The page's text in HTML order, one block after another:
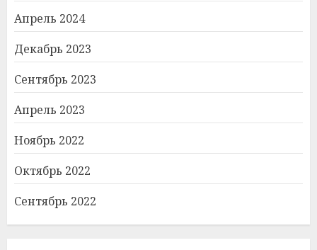
Апрель 2024
Декабрь 2023
Сентябрь 2023
Апрель 2023
Ноябрь 2022
Октябрь 2022
Сентябрь 2022